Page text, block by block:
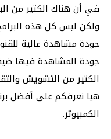
في أن هناك الكثير من
ولكن ليس كل هذه
جودة مشاهدة عالية
جودة المشاهدة فيها
الكثير من التشويش
هيا نعرفكم على أفضل
الكمبيوتر.